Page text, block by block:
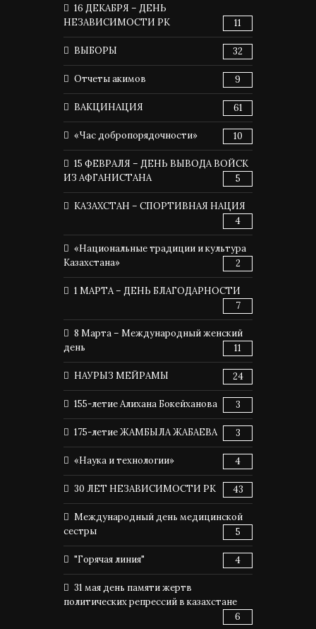
16 ДЕКАБРЯ – ДЕНЬ
НЕЗАВИСИМОСТИ РК
11
ВЫБОРЫ 32
Отчеты акимов 9
ВАКЦИНАЦИЯ 61
«Час добропорядочности» 10
15 ФЕВРАЛЯ – ДЕНЬ ВЫВОДА ВОЙСК
ИЗ АФГАНИСТАНА
5
КАЗАХСТАН – СПОРТИВНАЯ НАЦИЯ
4
«Национальные традиции и культура
Казахстана»
2
1 МАРТА – ДЕНЬ БЛАГОДАРНОСТИ
7
8 Марта – Международный женский
день
11
НАУРЫЗ МЕЙРАМЫ 24
155-летие Алихана Бокейханова 3
175-летие ЖАМБЫЛА ЖАБАЕВА 3
«Наука и технологии» 4
30 ЛЕТ НЕЗАВИСИМОСТИ РК 43
Международный день медицинской
сестры
5
"Горячая линия" 4
31 мая день памяти жертв
политических репрессий в казахстане
6